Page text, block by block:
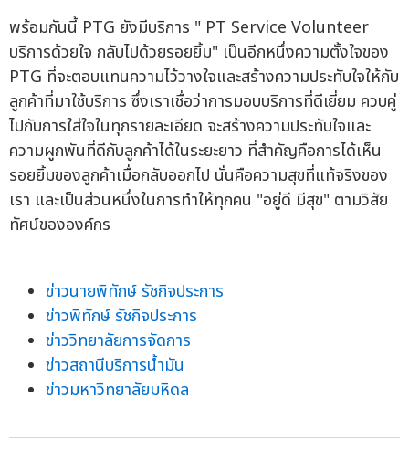
พร้อมกันนี้ PTG ยังมีบริการ " PT Service Volunteer
บริการด้วยใจ กลับไปด้วยรอยยิ้ม" เป็นอีกหนึ่งความตั้งใจของ
PTG ที่จะตอบแทนความไว้วางใจและสร้างความประทับใจให้กับ
ลูกค้าที่มาใช้บริการ ซึ่งเราเชื่อว่าการมอบบริการที่ดีเยี่ยม ควบคู่
ไปกับการใส่ใจในทุกรายละเอียด จะสร้างความประทับใจและ
ความผูกพันที่ดีกับลูกค้าได้ในระยะยาว ที่สำคัญคือการได้เห็น
รอยยิ้มของลูกค้าเมื่อกลับออกไป นั่นคือความสุขที่แท้จริงของ
เรา และเป็นส่วนหนึ่งในการทำให้ทุกคน "อยู่ดี มีสุข" ตามวิสัย
ทัศน์ขององค์กร
ข่าวนายพิทักษ์ รัชกิจประการ
ข่าวพิทักษ์ รัชกิจประการ
ข่าววิทยาลัยการจัดการ
ข่าวสถานีบริการน้ำมัน
ข่าวมหาวิทยาลัยมหิดล